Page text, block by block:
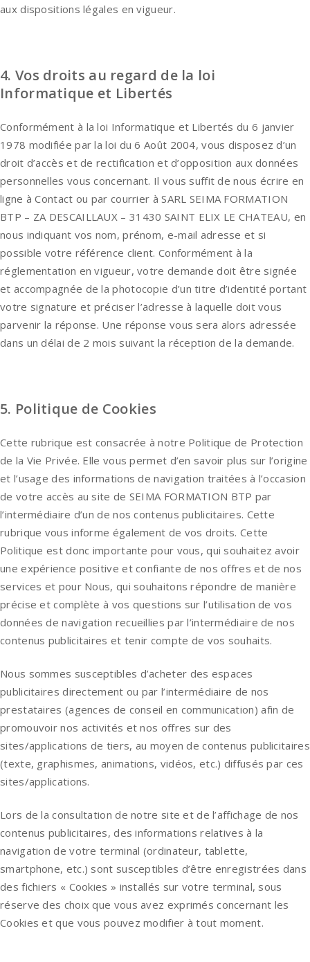
aux dispositions légales en vigueur.
4. Vos droits au regard de la loi
Informatique et Libertés
Conformément à la loi Informatique et Libertés du 6 janvier
1978 modifiée par la loi du 6 Août 2004, vous disposez d’un
droit d’accès et de rectification et d’opposition aux données
personnelles vous concernant. Il vous suffit de nous écrire en
ligne à Contact ou par courrier à SARL SEIMA FORMATION
BTP – ZA DESCAILLAUX – 31430 SAINT ELIX LE CHATEAU, en
nous indiquant vos nom, prénom, e-mail adresse et si
possible votre référence client. Conformément à la
réglementation en vigueur, votre demande doit être signée
et accompagnée de la photocopie d’un titre d’identité portant
votre signature et préciser l’adresse à laquelle doit vous
parvenir la réponse. Une réponse vous sera alors adressée
dans un délai de 2 mois suivant la réception de la demande.
5. Politique de Cookies
Cette rubrique est consacrée à notre Politique de Protection
de la Vie Privée. Elle vous permet d’en savoir plus sur l’origine
et l’usage des informations de navigation traitées à l’occasion
de votre accès au site de SEIMA FORMATION BTP par
l’intermédiaire d’un de nos contenus publicitaires. Cette
rubrique vous informe également de vos droits. Cette
Politique est donc importante pour vous, qui souhaitez avoir
une expérience positive et confiante de nos offres et de nos
services et pour Nous, qui souhaitons répondre de manière
précise et complète à vos questions sur l’utilisation de vos
données de navigation recueillies par l’intermédiaire de nos
contenus publicitaires et tenir compte de vos souhaits.
Nous sommes susceptibles d’acheter des espaces
publicitaires directement ou par l’intermédiaire de nos
prestataires (agences de conseil en communication) afin de
promouvoir nos activités et nos offres sur des
sites/applications de tiers, au moyen de contenus publicitaires
(texte, graphismes, animations, vidéos, etc.) diffusés par ces
sites/applications.
Lors de la consultation de notre site et de l’affichage de nos
contenus publicitaires, des informations relatives à la
navigation de votre terminal (ordinateur, tablette,
smartphone, etc.) sont susceptibles d’être enregistrées dans
des fichiers « Cookies » installés sur votre terminal, sous
réserve des choix que vous avez exprimés concernant les
Cookies et que vous pouvez modifier à tout moment.